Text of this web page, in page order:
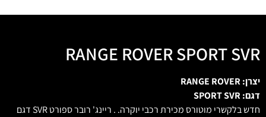
RANGE ROVER SPORT SVR
יצרן: RANGE ROVER
דגם: SPORT SVR
חדש בלקשרי מוטורס מכירת רכבי יוקרה. . ריינג' רובר ספורט SVR דגם